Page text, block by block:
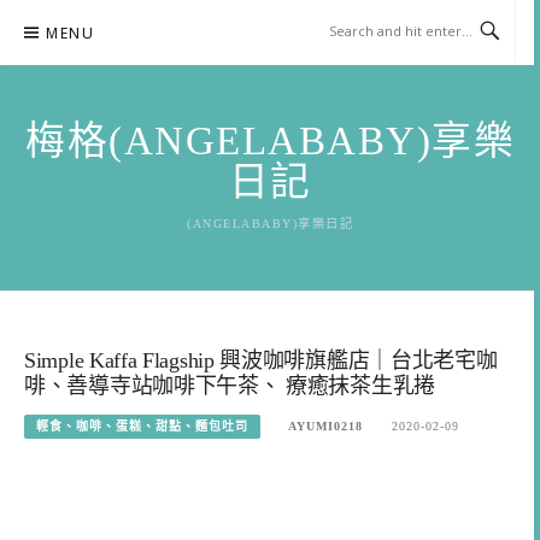
content
MENU
梅格(ANGELABABY)享樂
日記
(ANGELABABY)享樂日記
Simple Kaffa Flagship 興波咖啡旗艦店｜台北老宅咖
啡、善導寺站咖啡下午茶、 療癒抹茶生乳捲
輕食、咖啡、蛋糕、甜點、麵包吐司 AYUMI0218 2020-02-09